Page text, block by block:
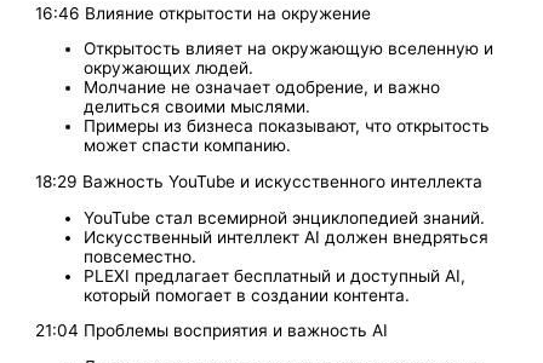
16:46 Влияние открытости на окружение
Открытость влияет на окружающую вселенную и
окружающих людей.
Молчание не означает одобрение, и важно
делиться своими мыслями.
Примеры из бизнеса показывают, что открытость
может спасти компанию.
18:29 Важность YouTube и искусственного интеллекта
YouTube стал всемирной энциклопедией знаний.
Искусственный интеллект AI должен внедряться
повсеместно.
PLEXI предлагает бесплатный и доступный AI,
который помогает в создании контента.
21:04 Проблемы восприятия и важность AI